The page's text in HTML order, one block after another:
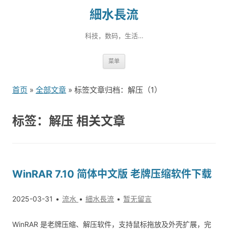
細水長流
科技，数码，生活…
菜单
到
首页 » 全部文章 » 标签文章归档：解压（1）
标签：解压 相关文章
WinRAR 7.10 简体中文版 老牌压缩软件下载
2025-03-31 流水 細水長流 暂无留言
WinRAR 是老牌压缩、解压软件，支持鼠标拖放及外壳扩展，完